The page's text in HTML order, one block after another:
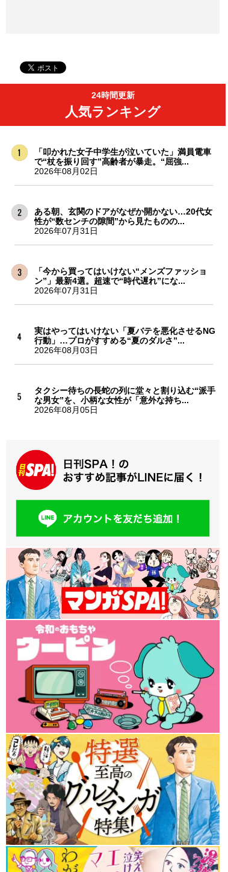
24時間更新
人気ランキング
「叩かれた女子中学生が泣いていた」満員電車
で“杖を振り回す”高齢者が暴走。“屈強...
2026年08月02日
ある朝、玄関のドアがなぜか開かない…20代女
性が“数センチの隙間”から見たものの...
2026年07月31日
「今から買ってはいけない“メンズファッショ
ン”」最新4選。超速で“時代遅れ”にな...
2026年07月31日
実はやってはいけない「夏バテを悪化させるNG
行動」…プロがすすめる“夏のダルさ”...
2026年08月03日
タクシー待ちの長蛇の列に堂々と割り込む“派手
な男女”を、小柄な女性が「意外な持ち...
2026年08月05日